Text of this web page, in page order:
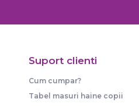
Suport clienti
Cum cumpar?
Tabel masuri haine copii